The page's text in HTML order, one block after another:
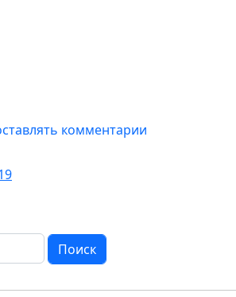
журнал «Вестник практической
комментарии